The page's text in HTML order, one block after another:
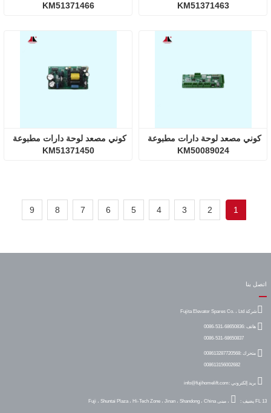
KM51371466
KM51371463
KM51371450
KM50089024
1
2
3
4
5
6
7
8
9
اتصل بنا
شركة Fujita Elevator Spares Co. ، Ltd
هاتف :0086-531-68650836
0086-531-68650837
متحرك :008613287720568
008613156002682
بريد إلكتروني :info@fujihomelift.com
يضيف : FL 13 ، مبنى Fuji ، Shuntai Plaza ، Hi-Tech Zone ، Jinan ، Shandong ، China